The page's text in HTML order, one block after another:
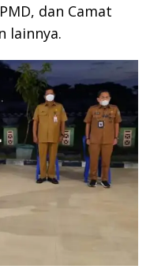
dan Camat
lainnya.